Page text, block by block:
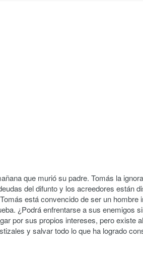
que murió su padre. Tomás la
del difunto y los acreedores están
está convencido de ser un hombre
¿Podrá enfrentarse a sus enemigos
por sus propios intereses, pero existe
y salvar todo lo que ha logrado